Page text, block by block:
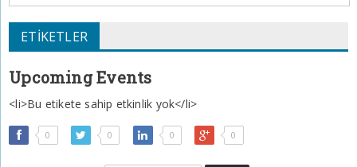
ETIKETLER
Upcoming Events
<li>Bu etikete sahip etkinlik yok</li>
0 0 0 0